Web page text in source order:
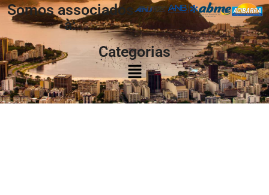
Somos associados
à:
Categorias